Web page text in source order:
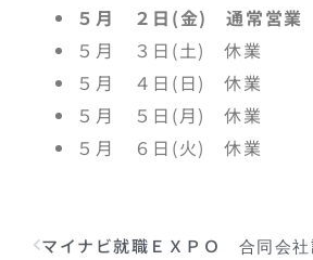
５月 ２日(金) 通常営業
５月 ３日(土) 休業
５月 ４日(日) 休業
５月 ５日(月) 休業
５月 ６日(火) 休業